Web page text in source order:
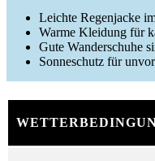
Leichte Regenjacke
Warme Kleidung für
Gute Wanderschuhe
Sonneschutz für